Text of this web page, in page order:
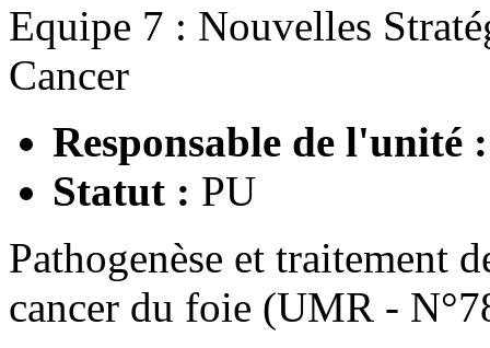
Equipe 7 : Nouvelles
Cancer
Responsable de l'unité
Statut : PU
Pathogenèse et traitement
cancer du foie (UMR -